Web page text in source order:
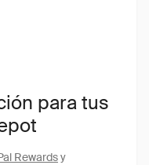
para tus
Rewardsy